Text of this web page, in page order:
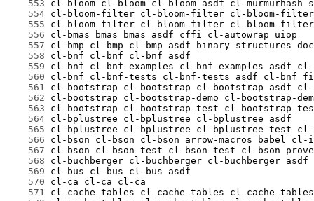
    553
    554
    555
    556
    557
    558
    559
    560
    561
    562
    563
    564
    565
    566
    567
    568
    569
    570
    571